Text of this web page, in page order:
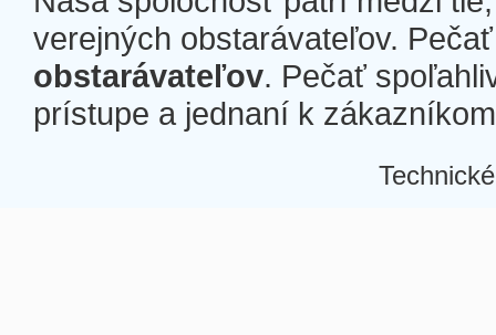
verejných obstarávateľov.
obstarávateľov. Pečať
prístupe a jednaní k